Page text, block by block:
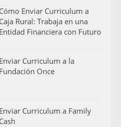
Cómo Enviar Curriculum a
Caja Rural: Trabaja en una
Entidad Financiera con Futuro
Enviar Curriculum a la
Fundación Once
Enviar Curriculum a Family
Cash